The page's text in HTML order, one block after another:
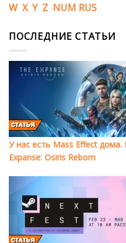
W X Y Z NUM RUS
ПОСЛЕДНИЕ СТАТЬИ
У нас есть Mass Effect
Expanse: Osiris Reborn